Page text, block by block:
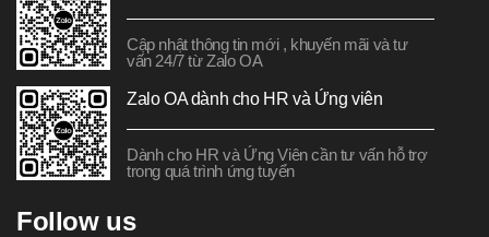
Cập nhật thông tin mới , khuyến mãi và tư
vấn 24/7 từ Zalo OA
Zalo OA dành cho HR và Ứng viên
Dành cho HR và Ứng Viên cần tư vấn hỗ trợ
trong quá trình ứng tuyển
Follow us